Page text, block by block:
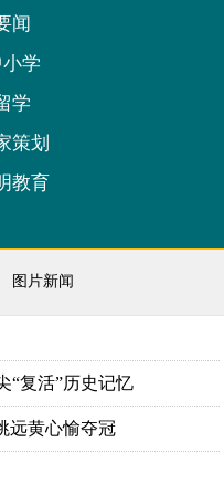
闻
小学
学
策划
教育
图片新闻
“复活”历史记忆
远黄心愉夺冠